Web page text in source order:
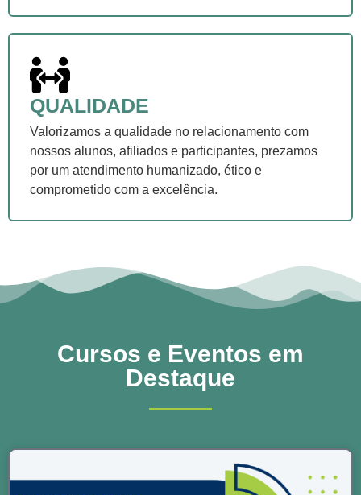
QUALIDADE
Valorizamos a qualidade no relacionamento com
nossos alunos, afiliados e participantes, prezamos
por um atendimento humanizado, ético e
comprometido com a excelência.
Cursos e Eventos em
Destaque